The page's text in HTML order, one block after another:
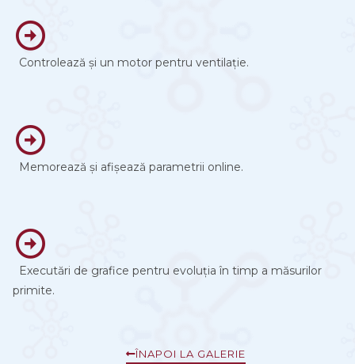
Controlează și un motor pentru ventilație.
Memorează și afișează parametrii online.
Executări de grafice pentru evoluția în timp a măsurilor
primite.
ÎNAPOI LA GALERIE